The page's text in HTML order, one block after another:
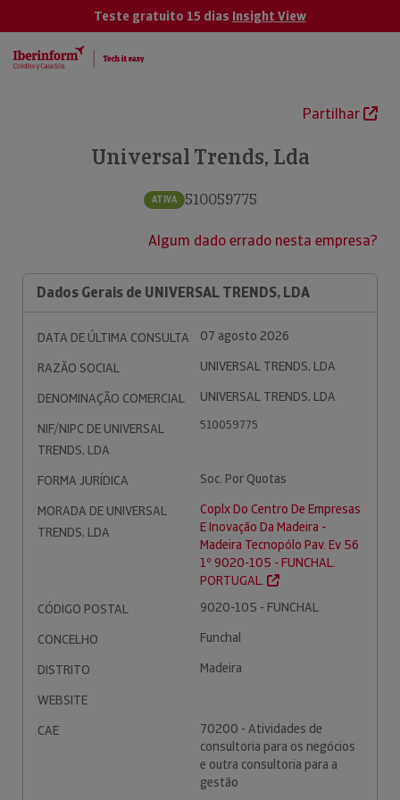
Teste gratuito 15 dias Insight View
Partilhar
Universal Trends, Lda
ATIVA 510059775
Algum dado errado nesta empresa?
Dados Gerais de UNIVERSAL TRENDS, LDA
DATA DE ÚLTIMA CONSULTA
07 agosto 2026
RAZÃO SOCIAL
UNIVERSAL TRENDS, LDA
DENOMINAÇÃO COMERCIAL
UNIVERSAL TRENDS, LDA
NIF/NIPC DE UNIVERSAL
TRENDS, LDA
510059775
FORMA JURÍDICA
Soc. Por Quotas
MORADA DE UNIVERSAL
TRENDS, LDA
Coplx Do Centro De Empresas
E Inovação Da Madeira -
Madeira Tecnopólo Pav. Ev 56
1º 9020-105 - FUNCHAL.
PORTUGAL.
CÓDIGO POSTAL
9020-105 - FUNCHAL
CONCELHO
Funchal
DISTRITO
Madeira
WEBSITE
CAE
70200 - Atividades de
consultoria para os negócios
e outra consultoria para a
gestão